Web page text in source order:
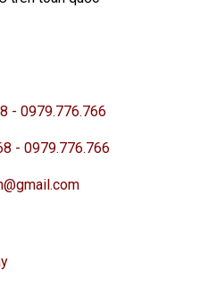
- 0979.776.766
- 0979.776.766